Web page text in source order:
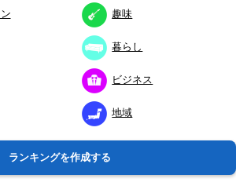
趣味
暮らし
ビジネス
地域
ランキングを作成する